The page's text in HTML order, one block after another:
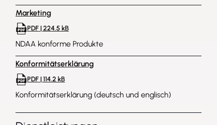
Marketing
PDF | 224.5 kB
NDAA konforme Produkte
Konformitätserklärung
PDF | 114.2 kB
Konformitätserklärung (deutsch und englisch)